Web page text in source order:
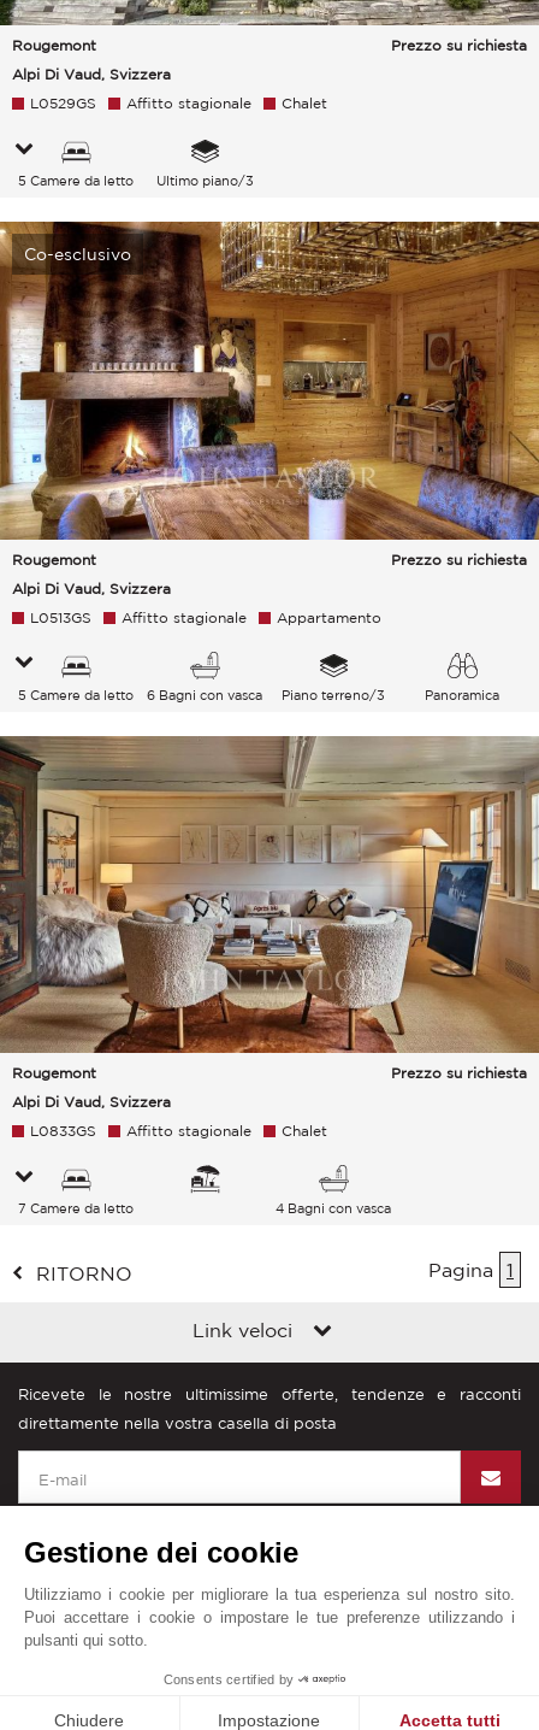
Rougemont
Alpi Di Vaud, Svizzera
Prezzo su richiesta
L0529GS Affitto stagionale Chalet
5 Camere da letto Ultimo piano/3
Co-esclusivo
Rougemont
Alpi Di Vaud, Svizzera
Prezzo su richiesta
L0513GS Affitto stagionale Appartamento
5 Camere da letto 6 Bagni con vasca Piano terreno/3 Panoramica
Rougemont
Alpi Di Vaud, Svizzera
Prezzo su richiesta
L0833GS Affitto stagionale Chalet
7 Camere da letto 4 Bagni con vasca
RITORNO Pagina 1
Link veloci
Ricevete le nostre ultimissime offerte, tendenze e racconti
direttamente nella vostra casella di posta
John Taylor nel mondo
Diciture legali
Gestione dei cookie
Utilizziamo i cookie per migliorare la tua esperienza sul nostro sito.
Puoi accettare i cookie o impostare le tue preferenze utilizzando i
pulsanti qui sotto.
Consents certified by
Chiudere Impostazione Accetta tutti